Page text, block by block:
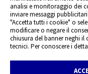
analisi e monitoraggio dei
inviare messaggi
"Accetta tutti i cookie" o
modificare o negare il
chiusura del banner neghi il
tecnici. Per conoscere i
Le scelte operate durante
polizza, ci aiutano a
necessità. Sulla base
adeguatezza che sarà
contrattuale e
Prima della sottoscrizione